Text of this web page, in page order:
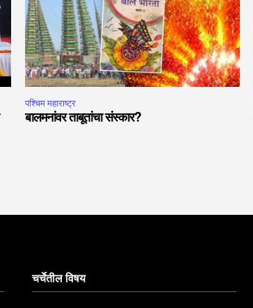
पश्चिम महाराष्ट्र
बालमनांवर ताबूतांचा संस्कार?
चर्चेतील विषय